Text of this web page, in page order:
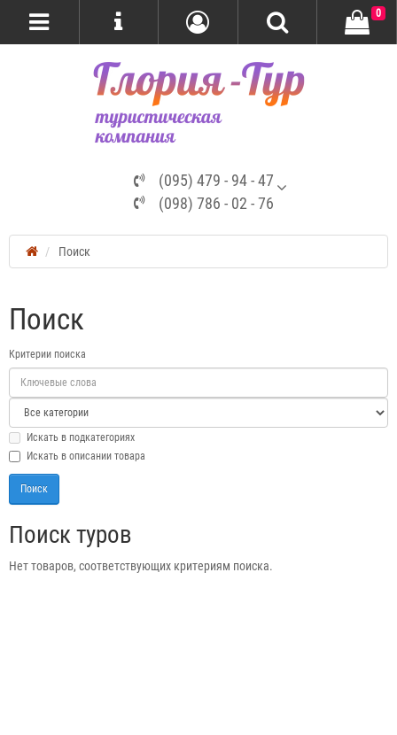
(095) 479 - 94 - 47
(098) 786 - 02 - 76
0
Поиск
Поиск
Критерии поиска
Искать в подкатегориях
Искать в описании товара
Поиск туров
Нет товаров, соответствующих критериям поиска.